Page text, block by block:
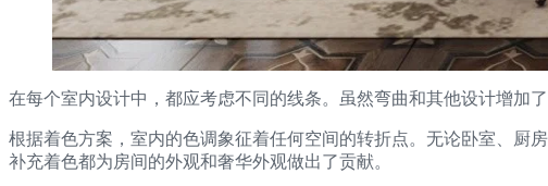
在每个室内设计中，都应考虑不同的线条。虽然弯曲和其他设计增加
根据着色方案，室内的色调象征着任何空间的转折点。无论卧室、厨
补充着色都为房间的外观和奢华外观做出了贡献。